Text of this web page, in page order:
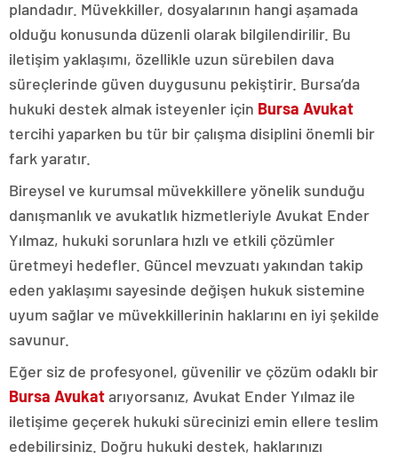
plandadır. Müvekkiller, dosyalarının hangi aşamada
olduğu konusunda düzenli olarak bilgilendirilir. Bu
iletişim yaklaşımı, özellikle uzun sürebilen dava
süreçlerinde güven duygusunu pekiştirir. Bursa’da
hukuki destek almak isteyenler için Bursa Avukat
tercihi yaparken bu tür bir çalışma disiplini önemli bir
fark yaratır.
Bireysel ve kurumsal müvekkillere yönelik sunduğu
danışmanlık ve avukatlık hizmetleriyle Avukat Ender
Yılmaz, hukuki sorunlara hızlı ve etkili çözümler
üretmeyi hedefler. Güncel mevzuatı yakından takip
eden yaklaşımı sayesinde değişen hukuk sistemine
uyum sağlar ve müvekkillerinin haklarını en iyi şekilde
savunur.
Eğer siz de profesyonel, güvenilir ve çözüm odaklı bir
Bursa Avukatarıyorsanız, Avukat Ender Yılmaz ile
iletişime geçerek hukuki sürecinizi emin ellere teslim
edebilirsiniz. Doğru hukuki destek, haklarınızı